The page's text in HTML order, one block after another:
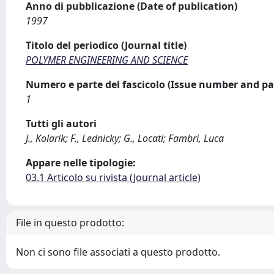
Anno di pubblicazione (Date of publication)
1997
Titolo del periodico (Journal title)
POLYMER ENGINEERING AND SCIENCE
Numero e parte del fascicolo (Issue number and
1
Tutti gli autori
J., Kolarik; F., Lednicky; G., Locati; Fambri, Luca
Appare nelle tipologie:
03.1 Articolo su rivista (Journal article)
File in questo prodotto:
Non ci sono file associati a questo prodotto.